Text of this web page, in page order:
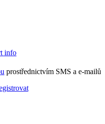
prostřednictvím SMS a e-mailů